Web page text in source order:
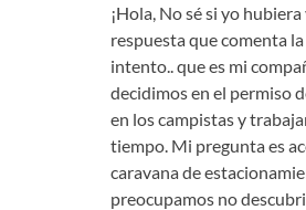
¡Hola, No sé si yo
respuesta que comenta
intento.. que es mi
decidimos en el permiso
en los campistas y
tiempo. Mi pregunta es
caravana de
preocupamos no